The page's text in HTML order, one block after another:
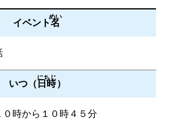
イベント名
めい
いつ（日時
にちじ
）
０時から１０時４５分